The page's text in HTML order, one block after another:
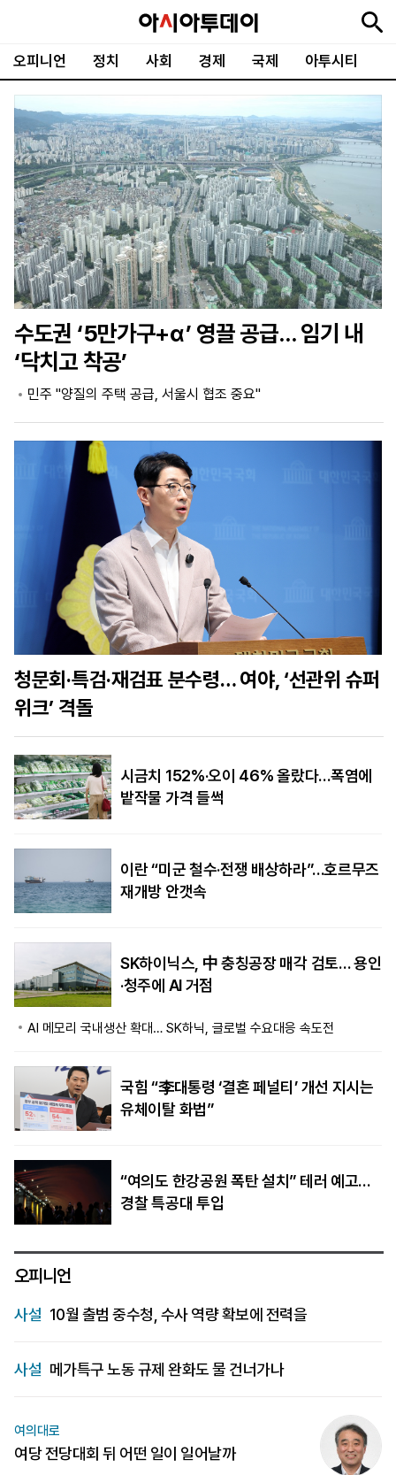
오피니언 정치 사회 경제 국제 아투시티
뉴
스
최
신
속
보
정
치
사
회
경
제
국
제
오
피
니
언
피
플
아
투
시
티
문
화
·
스
포
츠
포
토
ENGLISH
中
文
Tiếng
Việt
지
면
기
신
문
독
후
원
기
제
보
시
회
사
개
앱
설
대
학
수도권 ‘5만가구+α’ 영끌 공급… 임기 내
‘닥치고 착공’
민주 "양질의 주택 공급, 서울시 협조 중요"
청문회·특검·재검표 분수령… 여야, ‘선관위 슈퍼
위크’ 격돌
시금치 152%·오이 46% 올랐다…폭염에
밭작물 가격 들썩
이란 “미군 철수·전쟁 배상하라”…호르무즈
재개방 안갯속
SK하이닉스, 中 충칭공장 매각 검토… 용인
·청주에 AI 거점
AI 메모리 국내생산 확대… SK하닉, 글로벌 수요대응 속도전
국힘 “李대통령 ‘결혼 페널티’ 개선 지시는
유체이탈 화법”
“여의도 한강공원 폭탄 설치” 테러 예고…
경찰 특공대 투입
오피니언
사설 10월 출범 중수청, 수사 역량 확보에 전력을
사설 메가특구 노동 규제 완화도 물 건너가나
여의대로
여당 전당대회 뒤 어떤 일이 일어날까